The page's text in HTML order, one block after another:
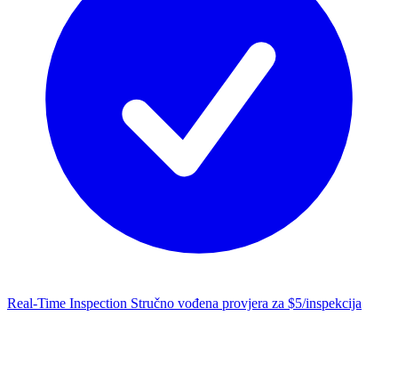
Real-Time Inspection Stručno vođena provjera za $5/inspekcija